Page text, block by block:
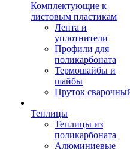
Комплектующие к
листовым пластикам
Лента и
уплотнители
Профили для
поликарбоната
Термошайбы и
шайбы
Пруток
Теплицы
Теплицы из
поликарбоната
Алюминиевые